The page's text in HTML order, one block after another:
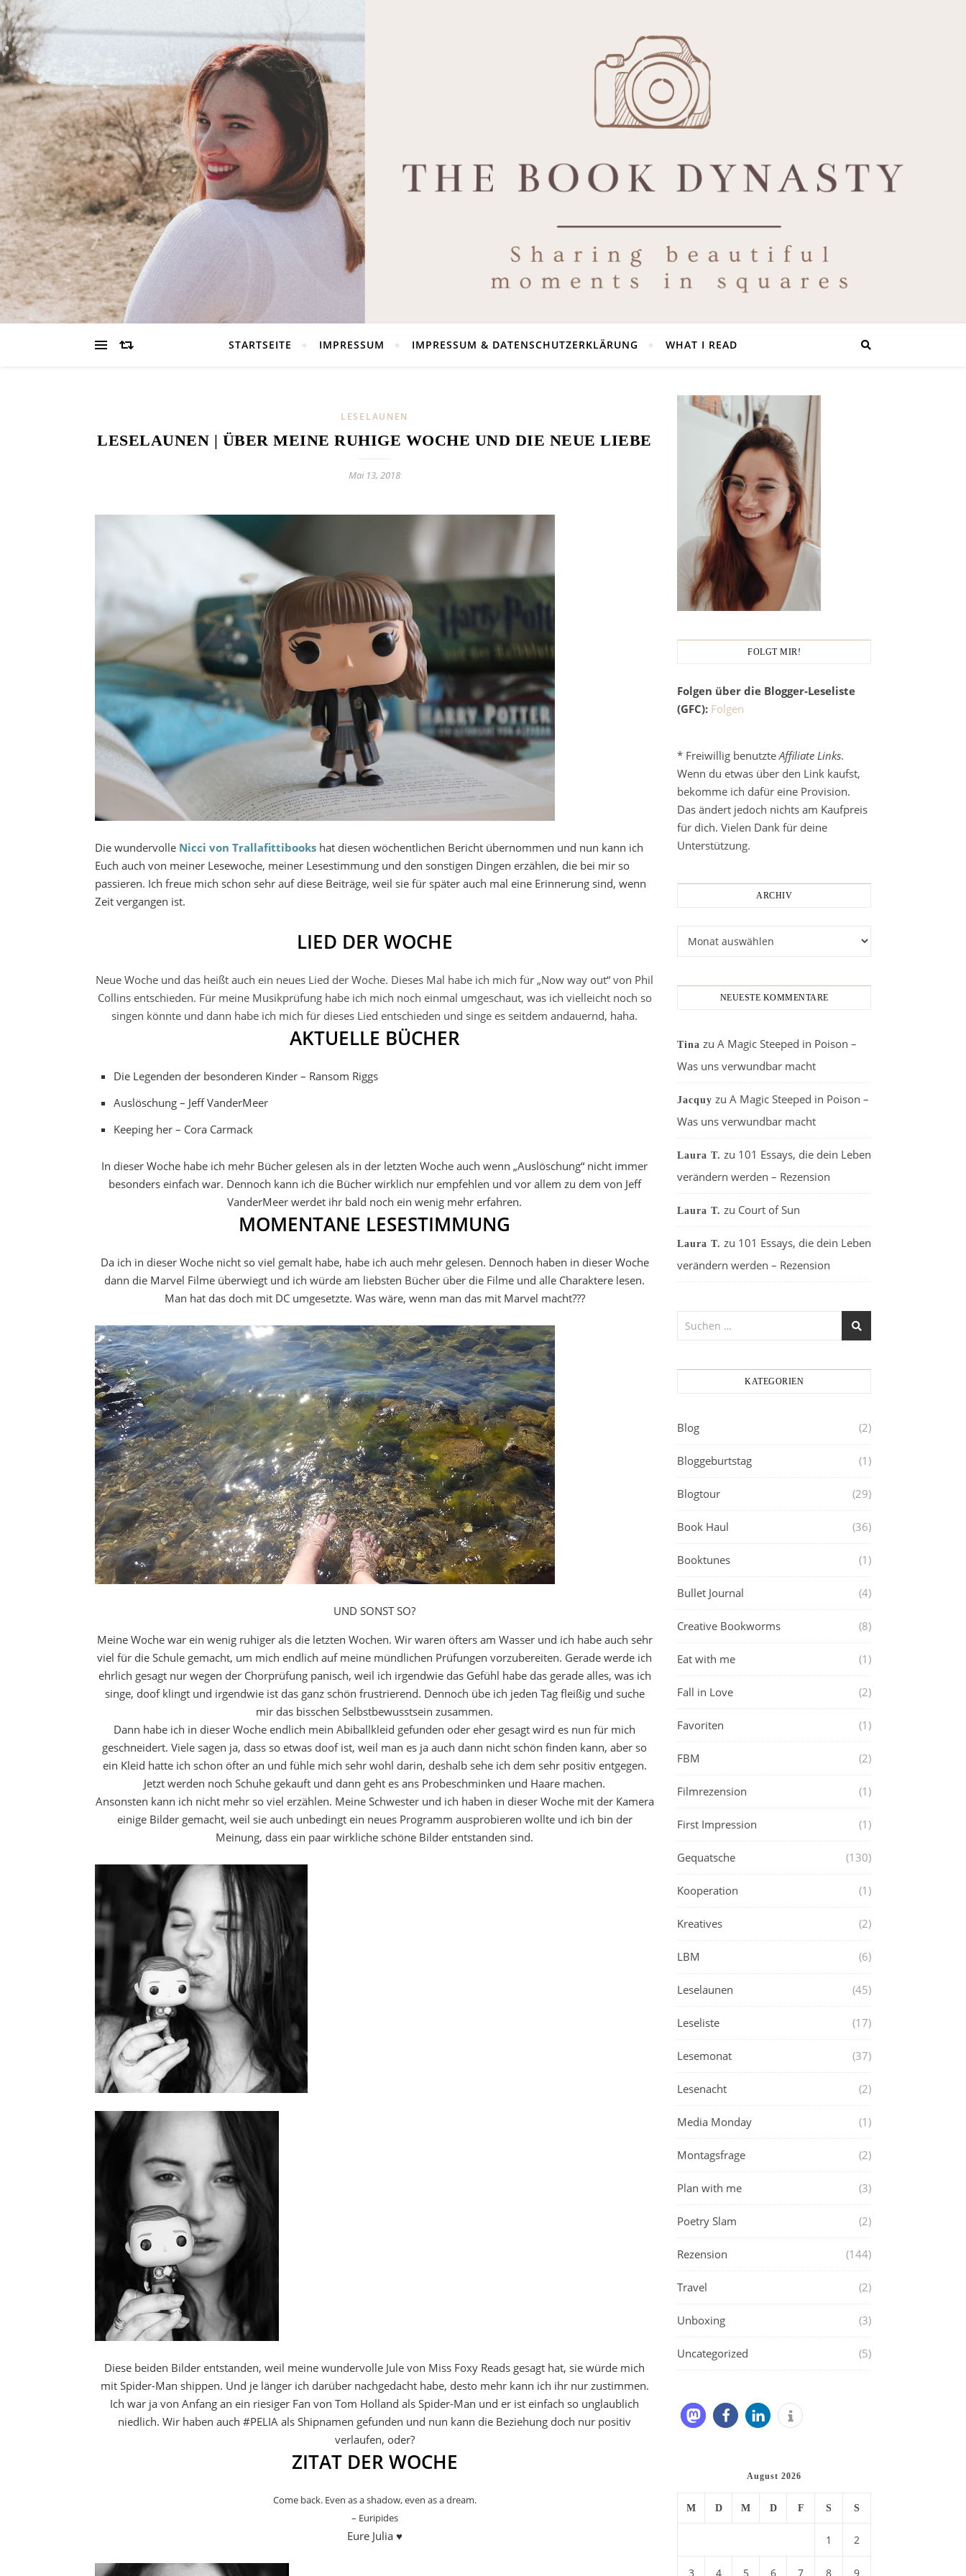
STARTSEITE IMPRESSUM IMPRESSUM & DATENSCHUTZERKLÄRUNG WHAT I READ
LESELAUNEN
LESELAUNEN | ÜBER MEINE RUHIGE WOCHE UND DIE NEUE LIEBE
Mai 13, 2018
Die wundervolle Nicci von Trallafittibooks hat diesen wöchentlichen Bericht übernommen und nun kann ich
Euch auch von meiner Lesewoche, meiner Lesestimmung und den sonstigen Dingen erzählen, die bei mir so
passieren. Ich freue mich schon sehr auf diese Beiträge, weil sie für später auch mal eine Erinnerung sind, wenn
Zeit vergangen ist.
LIED DER WOCHE
Neue Woche und das heißt auch ein neues Lied der Woche. Dieses Mal habe ich mich für „Now way out“ von Phil
Collins entschieden. Für meine Musikprüfung habe ich mich noch einmal umgeschaut, was ich vielleicht noch so
singen könnte und dann habe ich mich für dieses Lied entschieden und singe es seitdem andauernd, haha.
AKTUELLE BÜCHER
Die Legenden der besonderen Kinder – Ransom Riggs
Auslöschung – Jeff VanderMeer
Keeping her – Cora Carmack
In dieser Woche habe ich mehr Bücher gelesen als in der letzten Woche auch wenn „Auslöschung“ nicht immer
besonders einfach war. Dennoch kann ich die Bücher wirklich nur empfehlen und vor allem zu dem von Jeff
VanderMeer werdet ihr bald noch ein wenig mehr erfahren.
MOMENTANE LESESTIMMUNG
Da ich in dieser Woche nicht so viel gemalt habe, habe ich auch mehr gelesen. Dennoch haben in dieser Woche
dann die Marvel Filme überwiegt und ich würde am liebsten Bücher über die Filme und alle Charaktere lesen.
Man hat das doch mit DC umgesetzte. Was wäre, wenn man das mit Marvel macht???
UND SONST SO?
Meine Woche war ein wenig ruhiger als die letzten Wochen. Wir waren öfters am Wasser und ich habe auch sehr
viel für die Schule gemacht, um mich endlich auf meine mündlichen Prüfungen vorzubereiten. Gerade werde ich
ehrlich gesagt nur wegen der Chorprüfung panisch, weil ich irgendwie das Gefühl habe das gerade alles, was ich
singe, doof klingt und irgendwie ist das ganz schön frustrierend. Dennoch übe ich jeden Tag fleißig und suche
mir das bisschen Selbstbewusstsein zusammen.
Dann habe ich in dieser Woche endlich mein Abiballkleid gefunden oder eher gesagt wird es nun für mich
geschneidert. Viele sagen ja, dass so etwas doof ist, weil man es ja auch dann nicht schön finden kann, aber so
ein Kleid hatte ich schon öfter an und fühle mich sehr wohl darin, deshalb sehe ich dem sehr positiv entgegen.
Jetzt werden noch Schuhe gekauft und dann geht es ans Probeschminken und Haare machen.
Ansonsten kann ich nicht mehr so viel erzählen. Meine Schwester und ich haben in dieser Woche mit der Kamera
einige Bilder gemacht, weil sie auch unbedingt ein neues Programm ausprobieren wollte und ich bin der
Meinung, dass ein paar wirkliche schöne Bilder entstanden sind.
Diese beiden Bilder entstanden, weil meine wundervolle Jule von Miss Foxy Reads gesagt hat, sie würde mich
mit Spider-Man shippen. Und je länger ich darüber nachgedacht habe, desto mehr kann ich ihr nur zustimmen.
Ich war ja von Anfang an ein riesiger Fan von Tom Holland als Spider-Man und er ist einfach so unglaublich
niedlich. Wir haben auch #PELIA als Shipnamen gefunden und nun kann die Beziehung doch nur positiv
verlaufen, oder?
ZITAT DER WOCHE
Come back. Even as a shadow, even as a dream.
– Euripides
Eure Julia ♥
FOLGT MIR!
Folgen über die Blogger-Leseliste
(GFC): Folgen
* Freiwillig benutzteAffiliate Links.
Wenn du etwas über den Link kaufst,
bekomme ich dafür eine Provision.
Das ändert jedoch nichts am Kaufpreis
für dich. Vielen Dank für deine
Unterstützung.
ARCHIV
NEUESTE KOMMENTARE
Tina zu A Magic Steeped in Poison –
Was uns verwundbar macht
Jacquy zu A Magic Steeped in Poison –
Was uns verwundbar macht
Laura T. zu 101 Essays, die dein Leben
verändern werden – Rezension
Laura T. zu Court of Sun
Laura T. zu 101 Essays, die dein Leben
verändern werden – Rezension
KATEGORIEN
Blog (2)
Bloggeburtstag (1)
Blogtour (29)
Book Haul (36)
Booktunes (1)
Bullet Journal (4)
Creative Bookworms (8)
Eat with me (1)
Fall in Love (2)
Favoriten (1)
FBM (2)
Filmrezension (1)
First Impression (1)
Gequatsche (130)
Kooperation (1)
Kreatives (2)
LBM (6)
Leselaunen (45)
Leseliste (17)
Lesemonat (37)
Lesenacht (2)
Media Monday (1)
Montagsfrage (2)
Plan with me (3)
Poetry Slam (2)
Rezension (144)
Travel (2)
Unboxing (3)
Uncategorized (5)
August 2026
M D M D F S S
1 2
3 4 5 6 7 8 9